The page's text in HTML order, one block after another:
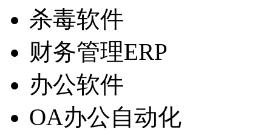
杀毒软件
财务管理ERP
办公软件
OA办公自动化